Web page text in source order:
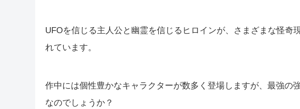
UFOを信じる主人公と幽霊を信じるヒロインが、さまざまな怪奇
れています。
作中には個性豊かなキャラクターが数多く登場しますが、最強の
なのでしょうか？